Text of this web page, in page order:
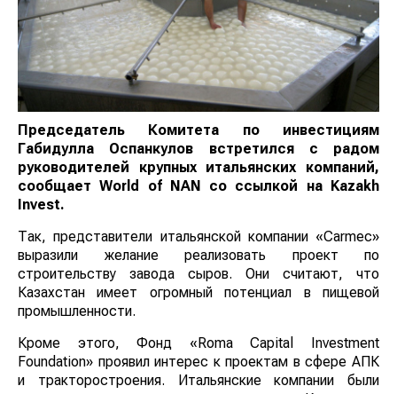
Председатель Комитета по инвестициям
Габидулла Оспанкулов встретился с радом
руководителей крупных итальянских компаний,
сообщаетWorld of NAN со ссылкой на Kazakh
Invest.
Так, представители итальянской компании «Carmec»
выразили желание реализовать проект по
строительству завода сыров. Они считают, что
Казахстан имеет огромный потенциал в пищевой
промышленности.
Кроме этого, Фонд «Roma Capital Investment
Foundation» проявил интерес к проектам в сфере АПК
и тракторостроения. Итальянские компании были